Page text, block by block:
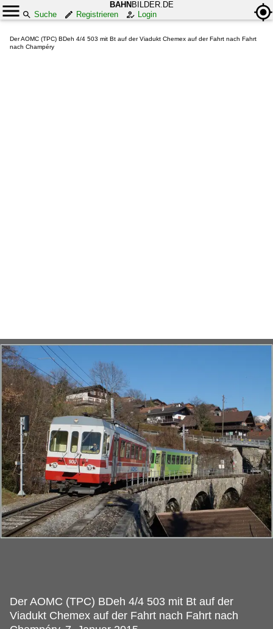
BAHN BILDER.DE
Suche
Registrieren Login
Der AOMC (TPC) BDeh 4/4 503 mit Bt auf der Viadukt Chemex auf der Fahrt nach Fahrt
nach Champéry
Der AOMC (TPC) BDeh 4/4 503 mit Bt auf der
Viadukt Chemex auf der Fahrt nach Fahrt nach